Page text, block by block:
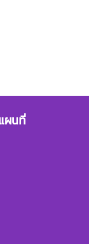
ผนที่